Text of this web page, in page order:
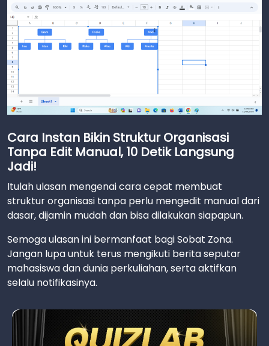
Cara Instan Bikin Struktur Organisasi
Tanpa Edit Manual, 10 Detik Langsung
Jadi!
Itulah ulasan mengenai cara cepat membuat
struktur organisasi tanpa perlu mengedit manual dari
dasar, dijamin mudah dan bisa dilakukan siapapun.
Semoga ulasan ini bermanfaat bagi Sobat Zona.
Jangan lupa untuk terus mengikuti berita seputar
mahasiswa dan dunia perkuliahan, serta aktifkan
selalu notifikasinya.